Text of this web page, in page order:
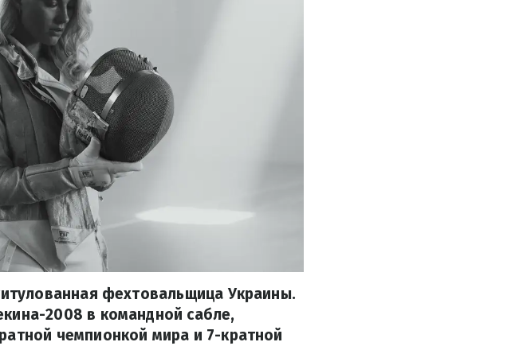
фехтовальщица Украины.
2008 в командной сабле,
чемпионкой мира и 7-кратной